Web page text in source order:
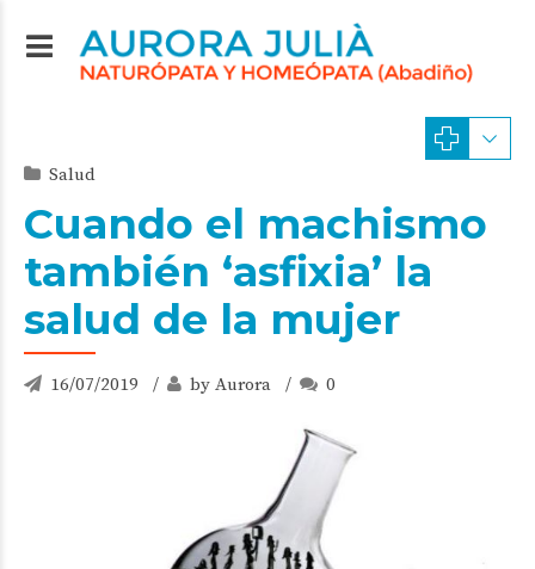
Salud
Cuando el machismo
también ‘asfixia’ la
salud de la mujer
16/07/2019 by Aurora 0